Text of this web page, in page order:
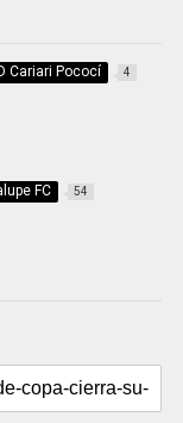
Cariari Pococí 4
FC 54